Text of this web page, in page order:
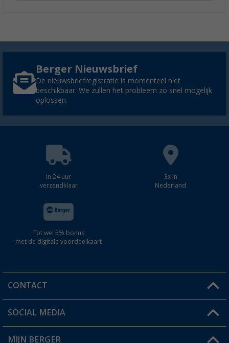
Berger Nieuwsbrief
De nieuwsbriefregistratie is momenteel niet
beschikbaar. We zullen het probleem zo snel mogelijk
oplossen.
In 24 uur
verzendklaar
3x in
Nederland
Tot wel 5% bonus
met de digitale voordeelkaart
CONTACT
Een vraag?
SOCIAL MEDIA
MIJN BERGER